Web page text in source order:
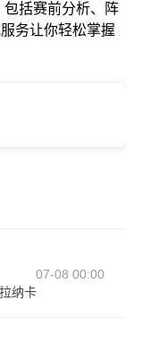
括赛前分析、阵
务让你轻松掌握
07-08 00:00
纳卡